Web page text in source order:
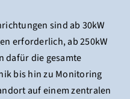
sind ab 30kW
erforderlich, ab 250kW
dafür die gesamte
bis hin zu Monitoring
auf einem zentralen